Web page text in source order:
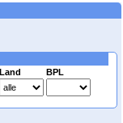
Land BPL